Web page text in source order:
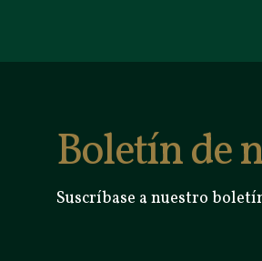
Boletín de
Suscríbase a nuestro